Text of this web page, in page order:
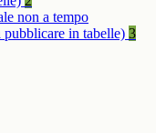
non a tempo
pubblicare in tabelle) 3